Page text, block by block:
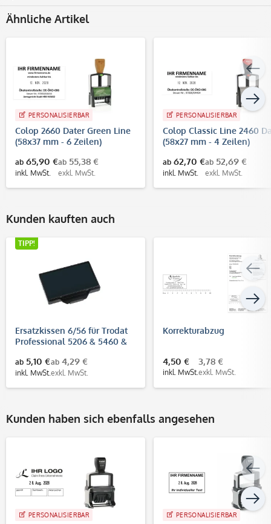
Ähnliche Artikel
PERSONALISIERBAR
Colop 2660 Dater Green Line
(58x37 mm - 6 Zeilen)
ab 65,90 €
inkl. MwSt.
ab 55,38 €
exkl. MwSt.
PERSONALISIERBAR
Colop Classic Line 2460
(58x27 mm - 4 Zeilen)
ab 62,70 €
inkl. MwSt.
ab 52,69 €
exkl. MwSt.
Kunden kauften auch
TIPP!
Ersatzkissen 6/56 für Trodat
Professional 5206 & 5460 &
ab 5,10 €
inkl. MwSt.
ab 4,29 €
exkl. MwSt.
Korrekturabzug
4,50 €
inkl. MwSt.
3,78 €
exkl. MwSt.
Kunden haben sich ebenfalls angesehen
PERSONALISIERBAR PERSONALISIERBAR